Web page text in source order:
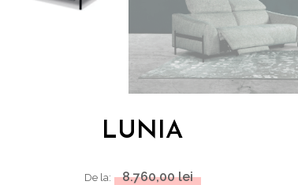
LUNIA
De la: 8.760,00lei